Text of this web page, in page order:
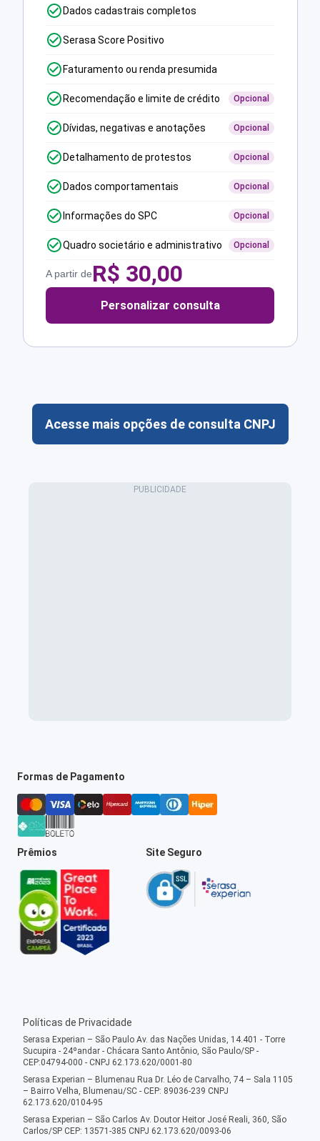
Dados cadastrais completos
Serasa Score Positivo
Faturamento ou renda presumida
Recomendação e limite de crédito Opcional
Dívidas, negativas e anotações Opcional
Detalhamento de protestos Opcional
Dados comportamentais Opcional
Informações do SPC Opcional
Quadro societário e administrativo Opcional
A partir deR$ 30,00
Personalizar consulta
Acesse mais opções de consulta CNPJ
Formas de Pagamento
Prêmios Site Seguro
Políticas de Privacidade
Serasa Experian – São Paulo Av. das Nações Unidas, 14.401 - Torre
Sucupira - 24ºandar - Chácara Santo Antônio, São Paulo/SP -
CEP:04794-000 - CNPJ 62.173.620/0001-80
Serasa Experian – Blumenau Rua Dr. Léo de Carvalho, 74 – Sala 1105
– Bairro Velha, Blumenau/SC - CEP: 89036-239 CNPJ
62.173.620/0104-95
Serasa Experian – São Carlos Av. Doutor Heitor José Reali, 360, São
Carlos/SP CEP: 13571-385 CNPJ 62.173.620/0093-06